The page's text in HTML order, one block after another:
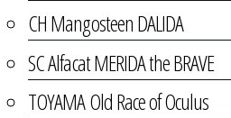
CH Mangosteen DALIDA
SC Alfacat MERIDA the BRAVE
TOYAMA Old Race of Oculus